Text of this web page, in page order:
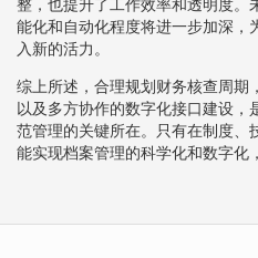
整，也提升了工作效率和透明度。
能化和自动化程度将进一步加深，
入新的活力。
综上所述，合理规划财务核查周期
以及多方协作的数字化接口建设
范管理的关键所在。只有在制度、
能实现档案管理的科学化和数字化